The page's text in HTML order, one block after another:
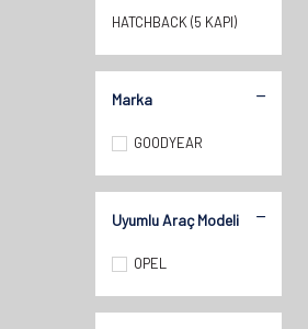
HATCHBACK (5 KAPI)
Marka
GOODYEAR
Uyumlu Araç Modeli
OPEL